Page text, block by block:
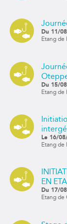
Du 11/
Etang de
Du 15/
Etang de
Le 16/
Etang de
EN
Du 17/
Etang de